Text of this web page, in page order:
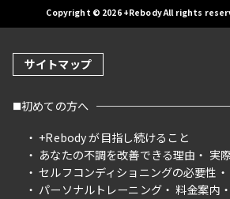
Copyright © 2026 +Rebody All rights
サイトマップ
初めての方へ
+Rebody が目指し続けること
あなたの不調を改善できる理由
実
セルフコンディショニングの必要性
パーソナルトレーニング
料金案内